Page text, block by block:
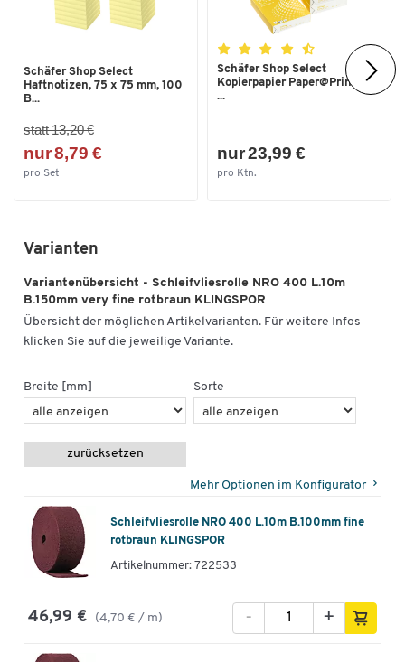
Schäfer Shop Select
Haftnotizen, 75 x 75 mm, 100
B...
statt 13,20 €
nur 8,79 €
pro Set
Schäfer Shop Select
Kopierpapier Paper@Print, DIN
...
nur 23,99 €
pro Ktn.
Varianten
Variantenübersicht - Schleifvliesrolle NRO 400 L.10m
B.150mm very fine rotbraun KLINGSPOR
Übersicht der möglichen Artikelvarianten. Für weitere Infos
klicken Sie auf die jeweilige Variante.
Breite [mm] Sorte
zurücksetzen
Mehr Optionen im Konfigurator
Schleifvliesrolle NRO 400 L.10m B.100mm fine
rotbraun KLINGSPOR
Artikelnummer: 722533
46,99 € (4,70 € / m) +
-